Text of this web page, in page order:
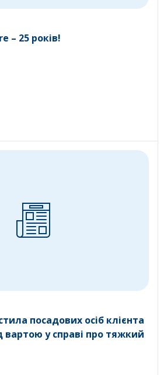
– 25 років!
посадових осіб клієнта
вартою у справі про тяжкий